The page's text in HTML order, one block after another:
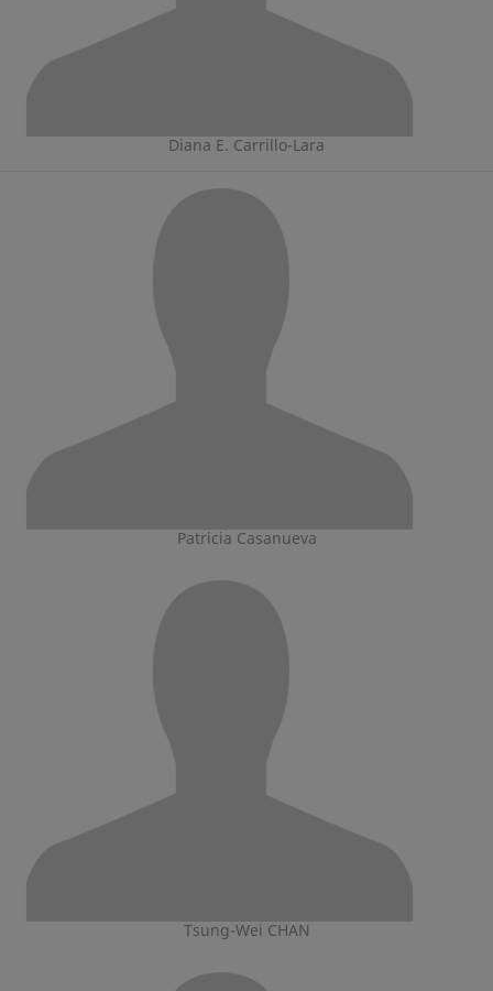
Diana E. Carrillo-Lara
Patricia Casanueva
Tsung-Wei CHAN